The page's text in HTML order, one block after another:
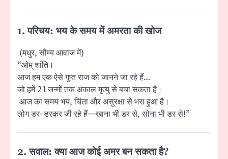
1. परिचय: भय के समय में अमरता की खोज
(मधुर, सौम्य आवाज में)
“ओम् शांति।
आज हम एक ऐसे गुप्त राज को जानने जा रहे हैं…
जो हमें 21 जन्मों तक अकाल मृत्यु से बचा सकता है।
आज का समय भय, चिंता और असुरक्षा से भरा हुआ है।
लोग डर-डरकर जी रहे हैं—खाना भी डर से, सोना भी डर से!”
2. सवाल: क्या आज कोई अमर बन सकता है?